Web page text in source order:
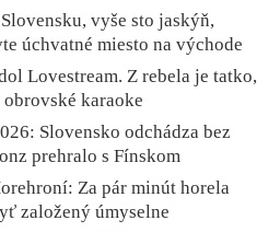
vyše sto jaskýň,
úchvatné miesto na východe
Lovestream. Z rebela je tatko,
karaoke
Slovensko odchádza bez
prehralo s Fínskom
Za pár minút horela
založený úmyselne